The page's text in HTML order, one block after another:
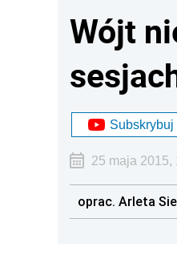
Wójt
Subskrybuj
25 maja 2015,
oprac. Arleta